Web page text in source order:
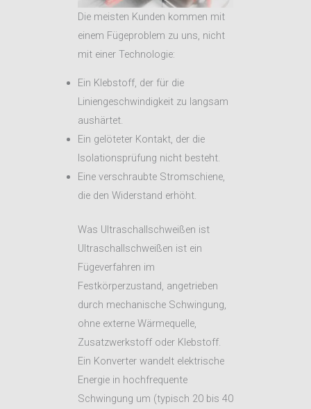
Die meisten Kunden kommen mit
einem Fügeproblem zu uns, nicht
mit einer Technologie:
Ein Klebstoff, der für die
Liniengeschwindigkeit zu langsam
aushärtet.
Ein gelöteter Kontakt, der die
Isolationsprüfung nicht besteht.
Eine verschraubte Stromschiene,
die den Widerstand erhöht.
Was Ultraschallschweißen ist
Ultraschallschweißen ist ein
Fügeverfahren im
Festkörperzustand, angetrieben
durch mechanische Schwingung,
ohne externe Wärmequelle,
Zusatzwerkstoff oder Klebstoff.
Ein Konverter wandelt elektrische
Energie in hochfrequente
Schwingung um (typisch 20 bis 40